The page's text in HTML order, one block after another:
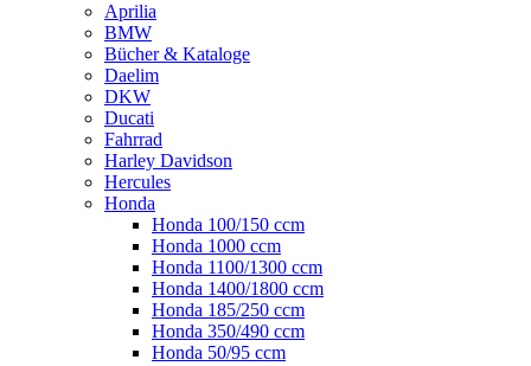
Aprilia
BMW
Bücher & Kataloge
Daelim
DKW
Ducati
Fahrrad
Harley Davidson
Hercules
Honda
Honda 100/150 ccm
Honda 1000 ccm
Honda 1100/1300 ccm
Honda 1400/1800 ccm
Honda 185/250 ccm
Honda 350/490 ccm
Honda 50/95 ccm